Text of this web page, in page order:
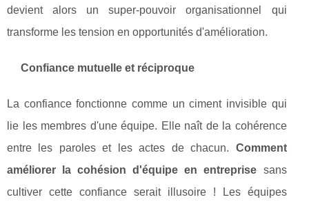
devient alors un super-pouvoir organisationnel qui
transforme les tension en opportunités d'amélioration.
Confiance mutuelle et réciproque
La confiance fonctionne comme un ciment invisible qui
lie les membres d'une équipe. Elle naît de la cohérence
entre les paroles et les actes de chacun. Comment
améliorer la cohésion d'équipe en entreprise sans
cultiver cette confiance serait illusoire ! Les équipes